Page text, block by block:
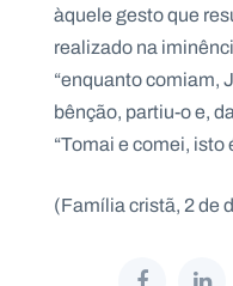
àquele gesto que
realizado na
“enquanto comiam,
bênção, partiu-o e,
“Tomai e comei, isto
(Família cristã, 2 de